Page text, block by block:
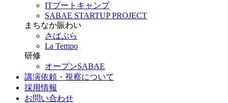
ITブートキャンプ
SABAE STARTUP PROJECT
まちなか賑わい
さばぷら
La Tempo
研修
オープンSABAE
講演依頼・視察について
採用情報
お問い合わせ